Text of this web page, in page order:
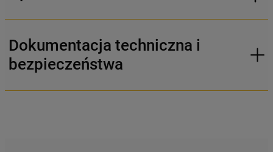
Dokumentacja techniczna i
bezpieczeństwa